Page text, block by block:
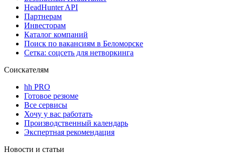
HeadHunter API
Партнерам
Инвесторам
Каталог компаний
Поиск по вакансиям в Беломорске
Сетка: соцсеть для нетворкинга
Соискателям
hh PRO
Готовое резюме
Все сервисы
Хочу у вас работать
Производственный календарь
Экспертная рекомендация
Новости и статьи